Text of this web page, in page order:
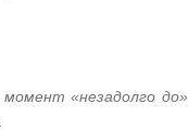
момент «незадолго до».